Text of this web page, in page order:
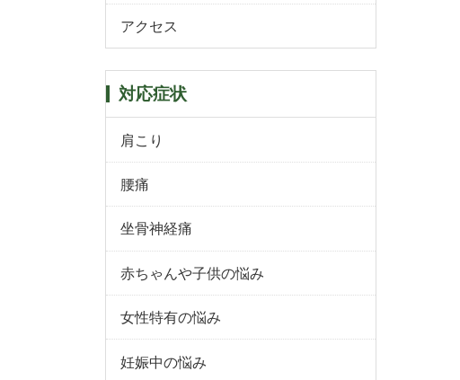
アクセス
対応症状
肩こり
腰痛
坐骨神経痛
赤ちゃんや子供の悩み
女性特有の悩み
妊娠中の悩み